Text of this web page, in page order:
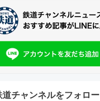
道チャンネルをフォロー